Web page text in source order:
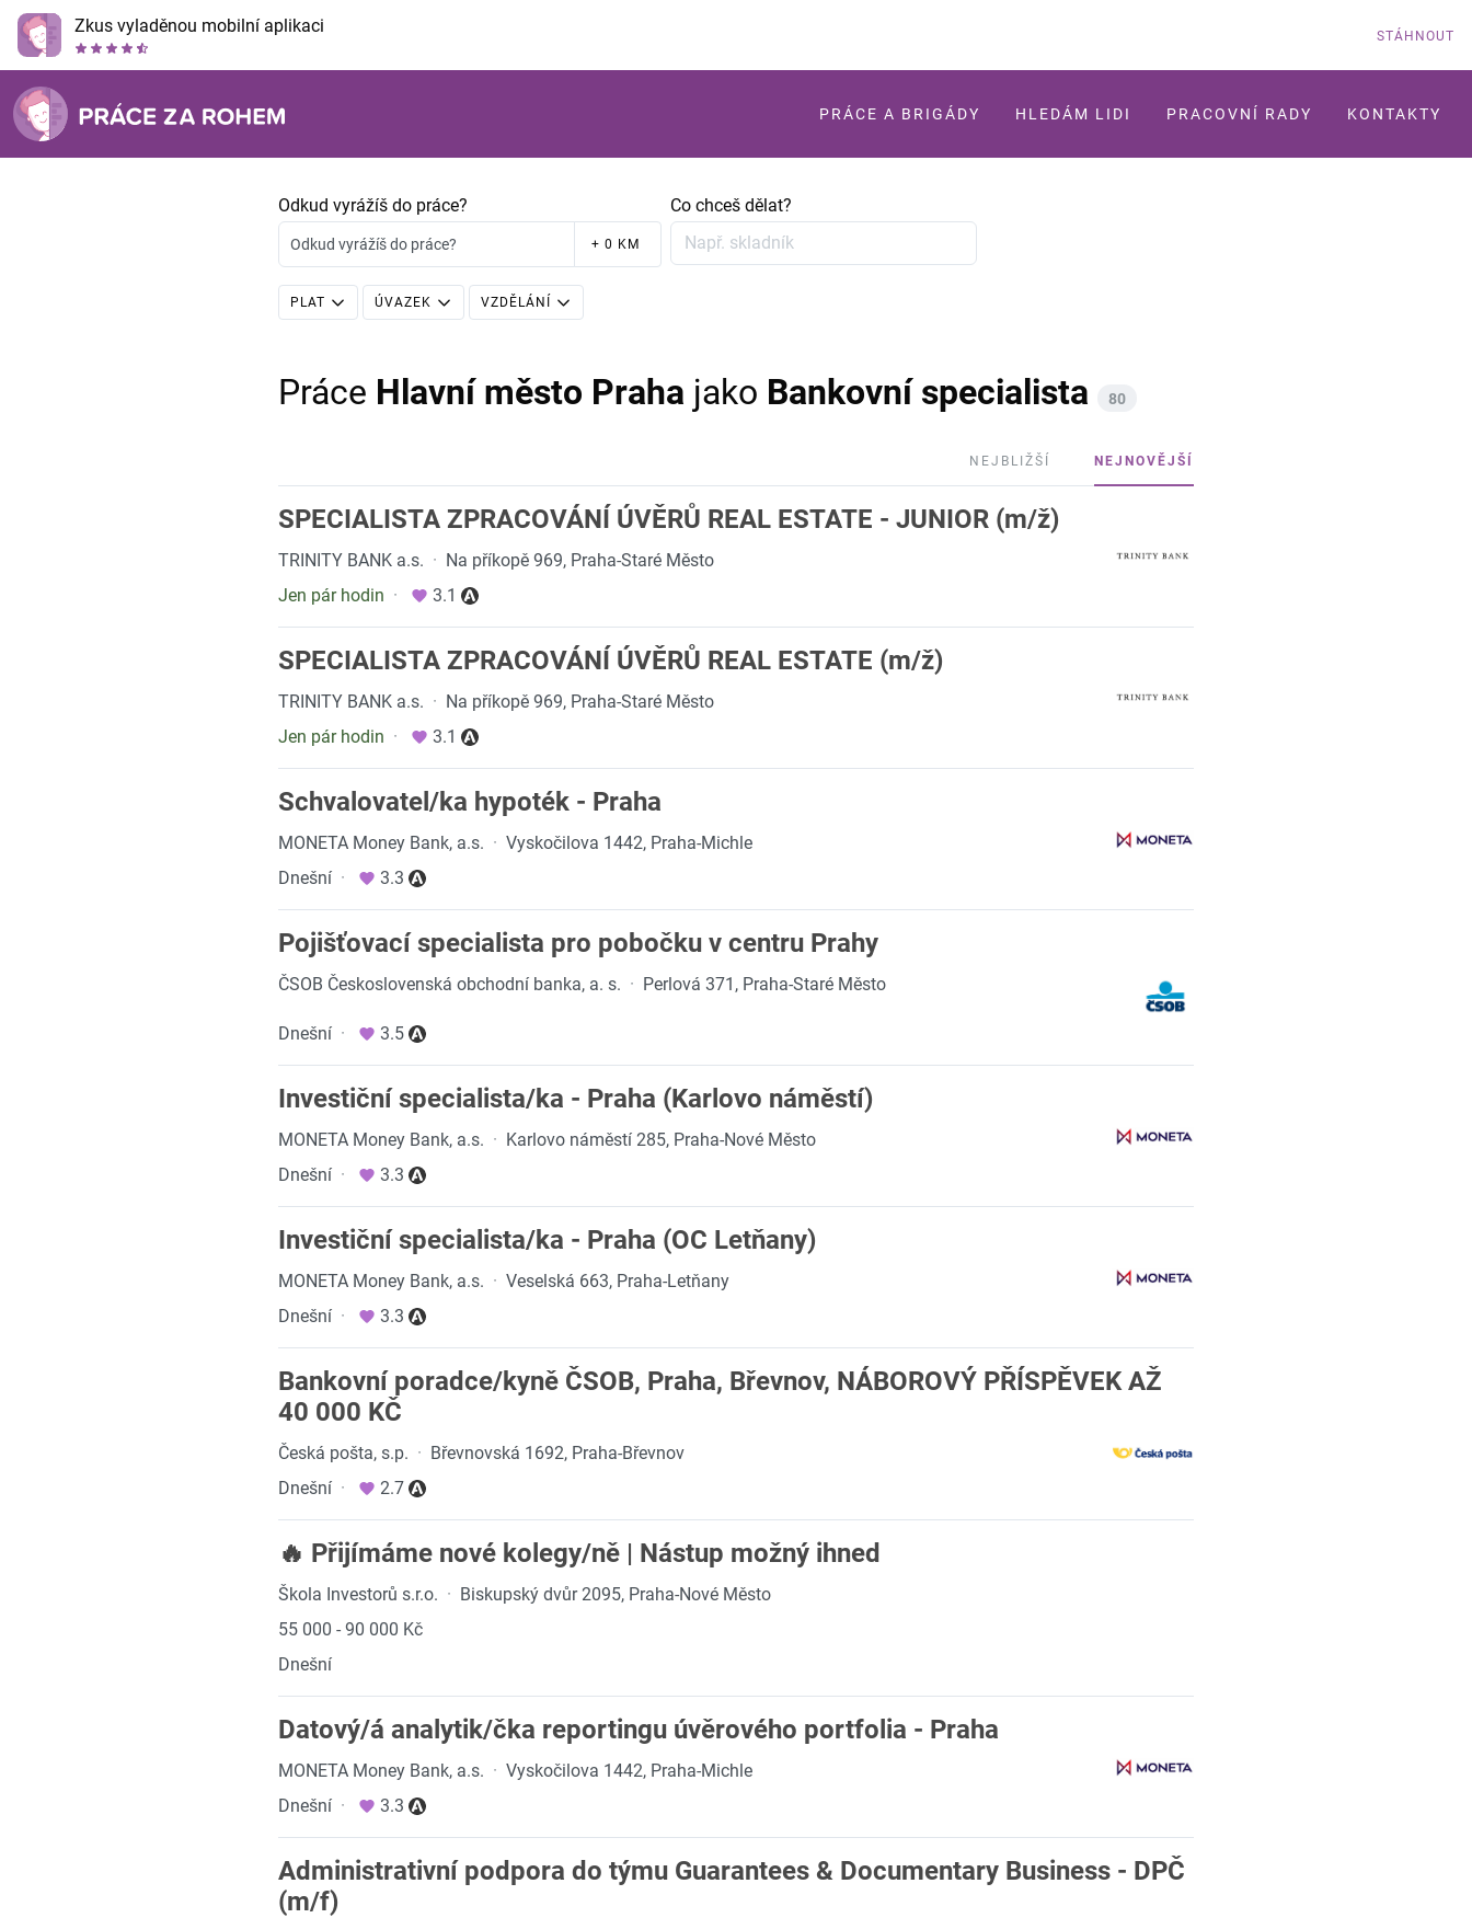
Zkus vyladěnou mobilní aplikaci STÁHNOUT
PRÁCE A BRIGÁDY HLEDÁM LIDI PRACOVNÍ RADY KONTAKTY
Odkud vyrážíš do práce?
Odkud vyrážíš do práce? + 0 KM
Co chceš dělat?
PLAT ÚVAZEK VZDĚLÁNÍ
Práce Hlavní město Praha jako Bankovní specialista 80
NEJBLIŽŠÍ NEJNOVĚJŠÍ
SPECIALISTA ZPRACOVÁNÍ ÚVĚRŮ REAL ESTATE - JUNIOR (m/ž)
TRINITY BANK a.s. · Na příkopě 969, Praha-Staré Město
Jen pár hodin · 3.1
SPECIALISTA ZPRACOVÁNÍ ÚVĚRŮ REAL ESTATE (m/ž)
TRINITY BANK a.s. · Na příkopě 969, Praha-Staré Město
Jen pár hodin · 3.1
Schvalovatel/ka hypoték - Praha
MONETA Money Bank, a.s. · Vyskočilova 1442, Praha-Michle
Dnešní · 3.3
Pojišťovací specialista pro pobočku v centru Prahy
ČSOB Československá obchodní banka, a. s. · Perlová 371, Praha-Staré Město
Dnešní · 3.5
Investiční specialista/ka - Praha (Karlovo náměstí)
MONETA Money Bank, a.s. · Karlovo náměstí 285, Praha-Nové Město
Dnešní · 3.3
Investiční specialista/ka - Praha (OC Letňany)
MONETA Money Bank, a.s. · Veselská 663, Praha-Letňany
Dnešní · 3.3
Bankovní poradce/kyně ČSOB, Praha, Břevnov, NÁBOROVÝ PŘÍSPĚVEK AŽ
40 000 KČ
Česká pošta, s.p. · Břevnovská 1692, Praha-Břevnov
Dnešní · 2.7
🔥 Přijímáme nové kolegy/ně | Nástup možný ihned
Škola Investorů s.r.o. · Biskupský dvůr 2095, Praha-Nové Město
55 000 - 90 000 Kč
Dnešní
Datový/á analytik/čka reportingu úvěrového portfolia - Praha
MONETA Money Bank, a.s. · Vyskočilova 1442, Praha-Michle
Dnešní · 3.3
Administrativní podpora do týmu Guarantees & Documentary Business - DPČ
(m/f)